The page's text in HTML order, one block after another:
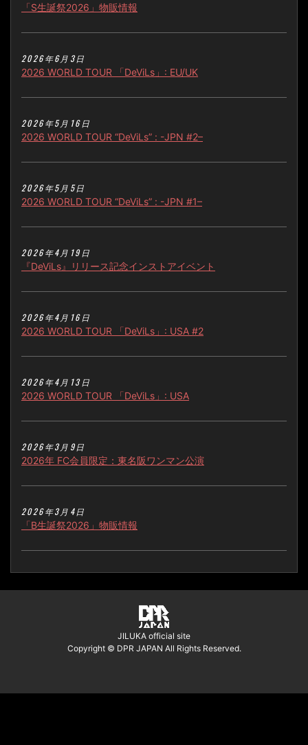
「S生誕祭2026」物販情報
2026年6月3日
2026 WORLD TOUR 「DeViLs」: EU/UK
2026年5月16日
2026 WORLD TOUR “DeViLs” : -JPN #2–
2026年5月5日
2026 WORLD TOUR “DeViLs” : -JPN #1–
2026年4月19日
『DeViLs』リリース記念インストアイベント
2026年4月16日
2026 WORLD TOUR 「DeViLs」: USA #2
2026年4月13日
2026 WORLD TOUR 「DeViLs」: USA
2026年3月9日
2026年 FC会員限定：東名阪ワンマン公演
2026年3月4日
「B生誕祭2026」物販情報
JILUKA official site
Copyright © DPR JAPAN All Rights Reserved.